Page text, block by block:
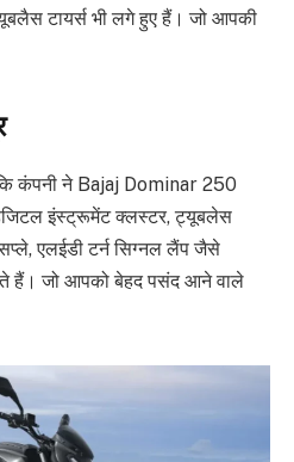
टायर्स भी लगे हुए हैं। जो आपकी
कंपनी ने Bajaj Dominar 250
इंस्ट्रूमेंट क्लस्टर, ट्यूबलेस
एलईडी टर्न सिग्नल लैंप जैसे
हैं। जो आपको बेहद पसंद आने वाले